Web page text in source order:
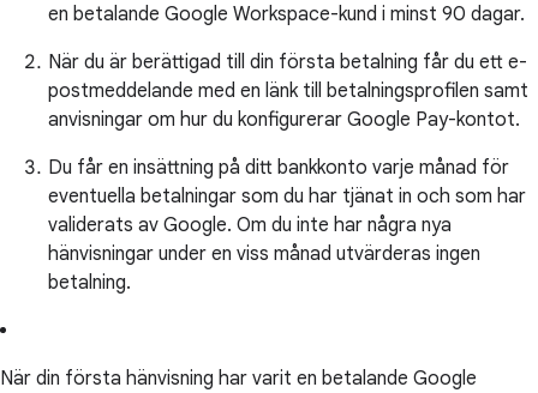
en betalande Google Workspace-kund i minst 90 dagar.
När du är berättigad till din första betalning får du ett e-
postmeddelande med en länk till betalningsprofilen samt
anvisningar om hur du konfigurerar Google Pay-kontot.
Du får en insättning på ditt bankkonto varje månad för
eventuella betalningar som du har tjänat in och som har
validerats av Google. Om du inte har några nya
hänvisningar under en viss månad utvärderas ingen
betalning.
När din första hänvisning har varit en betalande Google